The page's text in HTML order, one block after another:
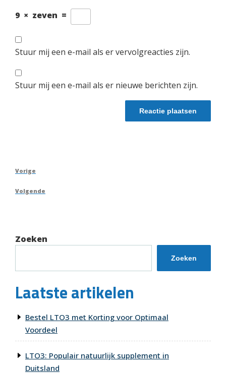
9 × zeven =
Stuur mij een e-mail als er vervolgreacties zijn.
Stuur mij een e-mail als er nieuwe berichten zijn.
Berichtnavigatie
Vorig
Vorige
Volgend
Volgende
Zoeken
Zoeken
Laatste artikelen
Bestel LTO3 met Korting voor Optimaal
Voordeel
LTO3: Populair natuurlijk supplement in
Duitsland